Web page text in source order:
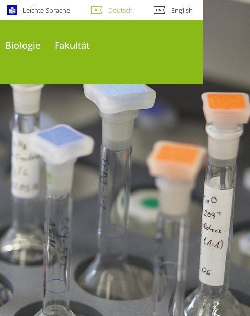
Leichte Sprache Deutsch English
Biologie
Fakultät